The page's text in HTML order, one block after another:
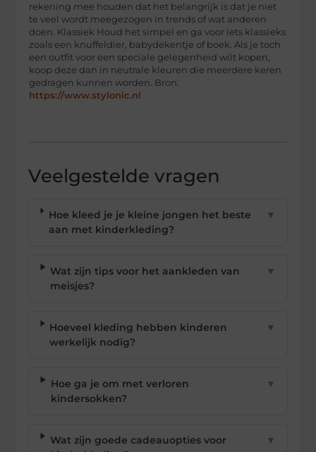
rekening mee houden dat het belangrijk is dat je niet
te veel wordt meegezogen in trends of wat anderen
doen. Klassiek Houd het simpel en ga voor iets klassieks
zoals een knuffeldier, babydekentje of boek. Als je toch
een outfit voor een speciale gelegenheid wilt kopen,
koop deze dan in neutrale kleuren die meerdere keren
gedragen kunnen worden. Bron:
https://www.stylonic.nl
Veelgestelde vragen
Hoe kleed je je kleine jongen het beste
aan met kinderkleding?
▼
Wat zijn tips voor het aankleden van
meisjes?
▼
Hoeveel kleding hebben kinderen
werkelijk nodig?
▼
Hoe ga je om met verloren
kindersokken?
▼
Wat zijn goede cadeauopties voor
▼